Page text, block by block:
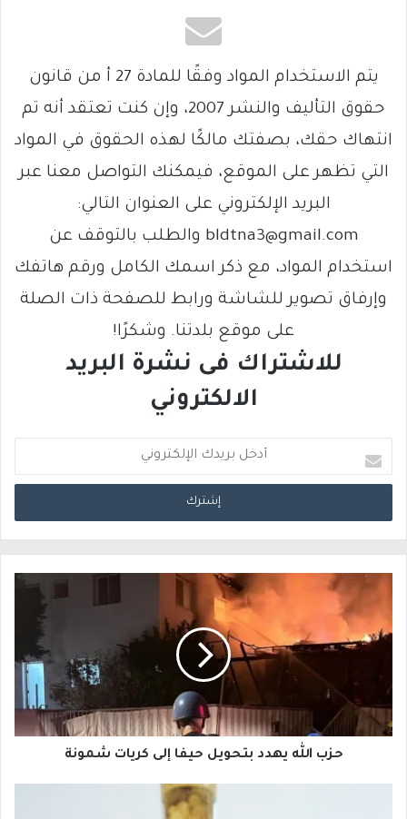
يتم الاستخدام المواد وفقًا للمادة 27 أ من قانون
حقوق التأليف والنشر 2007، وإن كنت تعتقد أنه تم
انتهاك حقك، بصفتك مالكًا لهذه الحقوق في المواد
التي تظهر على الموقع، فيمكنك التواصل معنا عبر
البريد الإلكتروني على العنوان التالي:
bldtna3@gmail.com والطلب بالتوقف عن
استخدام المواد، مع ذكر اسمك الكامل ورقم هاتفك
وإرفاق تصوير للشاشة ورابط للصفحة ذات الصلة
على موقع بلدتنا. وشكرًا!
للاشتراك فى نشرة البريد
الالكتروني
د
خ
ك
ا
حزب الله يهدد بتحويل حيفا إلى كريات شمونة